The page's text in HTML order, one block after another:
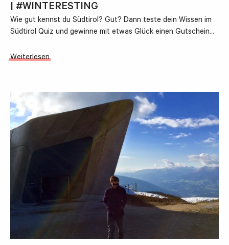
| #WINTERESTING
Wie gut kennst du Südtirol? Gut? Dann teste dein Wissen im
Südtirol Quiz und gewinne mit etwas Glück einen Gutschein…
Weiterlesen